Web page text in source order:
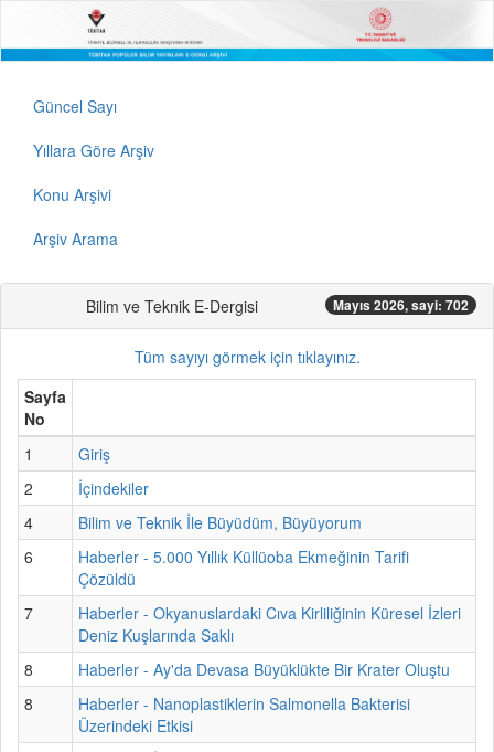
Güncel Sayı
Yıllara Göre Arşiv
Konu Arşivi
Arşiv Arama
Bilim ve Teknik E-Dergisi Mayıs 2026, sayi: 702
Tüm sayıyı görmek için tıklayınız.
Sayfa
No
1
Giriş
2
İçindekiler
4
Bilim ve Teknik İle Büyüdüm, Büyüyorum
6
Haberler - 5.000 Yıllık Küllüoba Ekmeğinin Tarifi
Çözüldü
7
Haberler - Okyanuslardaki Cıva Kirliliğinin Küresel İzleri
Deniz Kuşlarında Saklı
8
Haberler - Ay'da Devasa Büyüklükte Bir Krater Oluştu
8
Haberler - Nanoplastiklerin Salmonella Bakterisi
Üzerindeki Etkisi